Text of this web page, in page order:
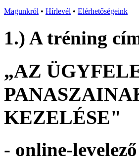
Magunkról • Hírlevél • Elérhetőségeink
1.) A tréning
„AZ
KEZELÉSE"
- online-